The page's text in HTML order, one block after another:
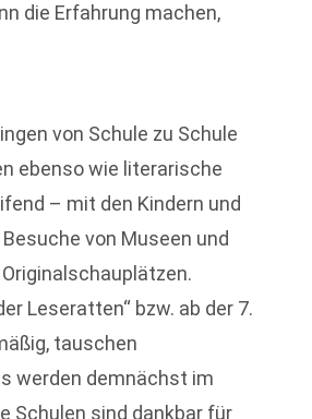
die Erfahrung machen,
von Schule zu Schule
ebenso wie literarische
– mit den Kindern und
von Museen und
Leseratten“ bzw. ab der 7.
tauschen
werden demnächst im
Schulen sind dankbar für